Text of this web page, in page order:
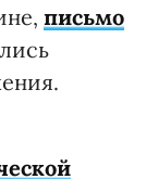
письмо